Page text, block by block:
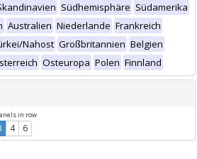
Südhemisphäre Südamerika
Australien Niederlande Frankreich
Nahost Großbritannien Belgien
Osteuropa Polen Finnland
in row
4 6